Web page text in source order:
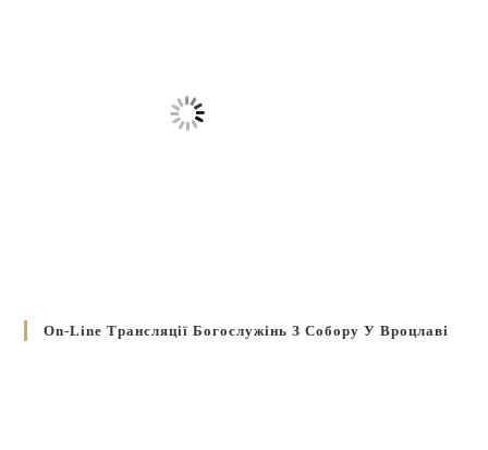
On-Line Трансляції Богослужінь З Собору У Вроцлаві